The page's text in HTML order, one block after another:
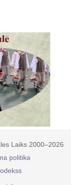
Laiks 2000–2026
politika